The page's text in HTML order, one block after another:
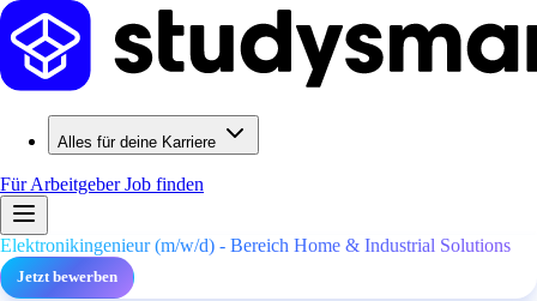
Alles für deine Karriere
Für ArbeitgeberJob finden
Elektronikingenieur (m/w/d) - Bereich Home & Industrial Solutions
Jetzt bewerben